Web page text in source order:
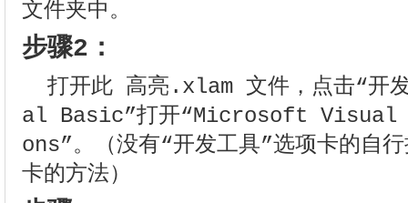
文件夹中。
步骤2：
打开此 高亮.xlam 文件，点击“开
al Basic”打开“Microsoft
ons”。（没有“开发工具”选项卡的自
卡的方法）